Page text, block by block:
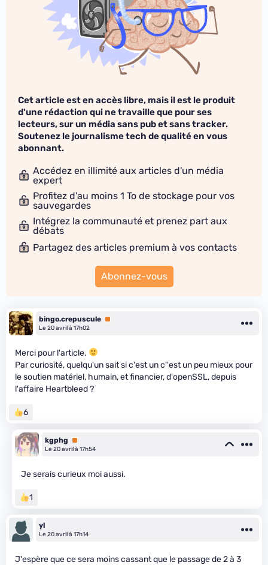
Cet article est en accès libre, mais il est le produit
d'une rédaction qui ne travaille que pour ses
lecteurs, sur un média sans pub et sans tracker.
Soutenez le journalisme tech de qualité en vous
abonnant.
Accédez en illimité aux articles d'un média
expert
Profitez d'au moins 1 To de stockage pour vos
sauvegardes
Intégrez la communauté et prenez part aux
débats
Partagez des articles premium à vos contacts
Abonnez-vous
bingo.crepuscule Premium
Le 20 avril à 17h02
Merci pour l'article.
Par curiosité, quelqu'un sait si c'est un c''est un peu mieux pour
le soutien matériel, humain, et financier, d'openSSL, depuis
l'affaire Heartbleed ?
6
kgphg
Premium
Le 20 avril à 17h54
Je serais curieux moi aussi.
1
yl
Le 20 avril à 17h14
J'espère que ce sera moins cassant que le passage de 2 à 3